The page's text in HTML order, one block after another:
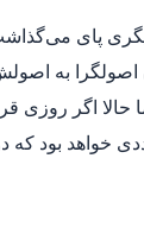
پای
اصولگرا به
اگر روزی
خواهد بود که